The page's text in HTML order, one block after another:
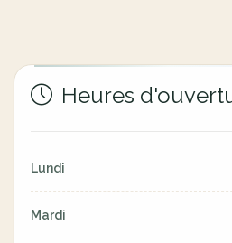
Heures
Lundi
Mardi